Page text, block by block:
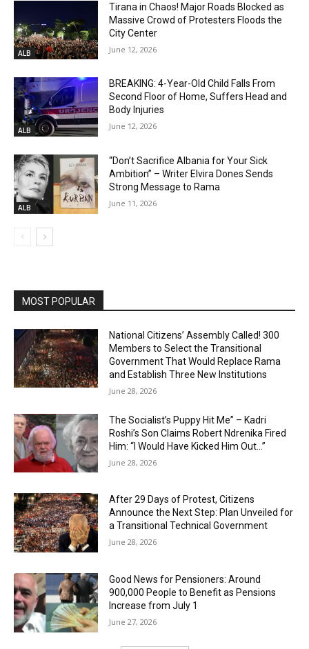
ALB
Tirana in Chaos! Major Roads Blocked as
Massive Crowd of Protesters Floods the
City Center
June 12, 2026
ALB
BREAKING: 4-Year-Old Child Falls From
Second Floor of Home, Suffers Head and
Body Injuries
June 12, 2026
ALB
“Don’t Sacrifice Albania for Your Sick
Ambition” – Writer Elvira Dones Sends
Strong Message to Rama
June 11, 2026
MOST POPULAR
National Citizens’ Assembly Called! 300
Members to Select the Transitional
Government That Would Replace Rama
and Establish Three New Institutions
June 28, 2026
The Socialist’s Puppy Hit Me” – Kadri
Roshi’s Son Claims Robert Ndrenika Fired
Him: “I Would Have Kicked Him Out…”
June 28, 2026
After 29 Days of Protest, Citizens
Announce the Next Step: Plan Unveiled for
a Transitional Technical Government
June 28, 2026
Good News for Pensioners: Around
900,000 People to Benefit as Pensions
Increase from July 1
June 27, 2026